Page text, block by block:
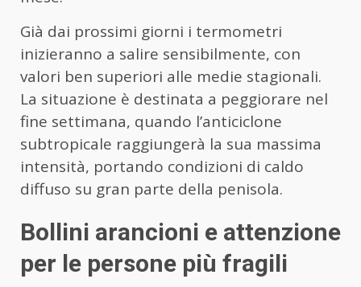
Già dai prossimi giorni i termometri
inizieranno a salire sensibilmente, con
valori ben superiori alle medie stagionali.
La situazione è destinata a peggiorare nel
fine settimana, quando l’anticiclone
subtropicale raggiungerà la sua massima
intensità, portando condizioni di caldo
diffuso su gran parte della penisola.
Bollini arancioni e attenzione
per le persone più fragili